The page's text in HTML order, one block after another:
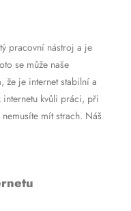
pracovní nástroj a je
se může naše
že je internet stabilní a
kvůli práci, při
mít strach. Náš